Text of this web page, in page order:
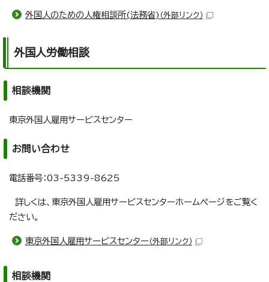
外国人のための人権相談所(法務省) （外部リンク）
外国人労働相談
相談機関
東京外国人雇用サービスセンター
お問い合わせ
電話番号：03-5339-8625
詳しくは、東京外国人雇用サービスセンターホームページをご覧く
ださい。
東京外国人雇用サービスセンター （外部リンク）
相談機関